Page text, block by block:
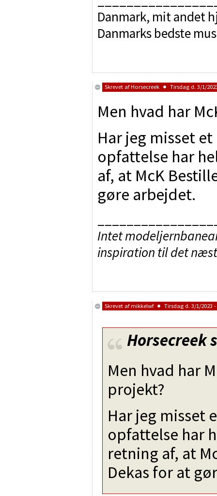
Danmark, mit andet
Danmarks bedste
Skrevet afHorsecreek Tirsdag d. 3/1/
Men hvad har
Har jeg misset
opfattelse har
af, at McK
gøre arbejdet.
Intet
inspiration til det
Skrevet afmikkelwf Tirsdag d. 3/1/2023 -
Horsecreek
Men hvad har
projekt?
Har jeg misset
opfattelse har
retning af, at
Dekas for at